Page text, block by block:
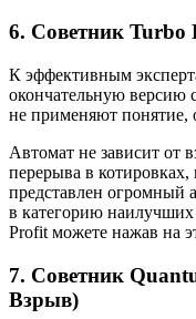
6. Советник Turbo
К эффективным
окончательную версию
не применяют
Автомат не зависит от
перерыва в
представлен огромный
в категорию наилучших
Profit можете нажав на
7. Советник
Взрыв)